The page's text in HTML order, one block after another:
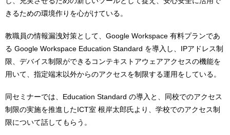
きるための環境作りを心がけている。
教職員の情報漏洩対策として、Google Workspace 有料プランであ
る Google Workspace Education Standard を導入し、IPアドレス制
限、デバイス制限ができるコンテキストアウェアアクセスの機能を
用いて、指定端末以外からのアクセスを制限する運用をしている。
同セミナーでは、Education Standard の導入と、同校でのアクセス
制限の実施を推進したICT室 根岸太郎氏より、学校でのアクセス制
限について話してもらう。